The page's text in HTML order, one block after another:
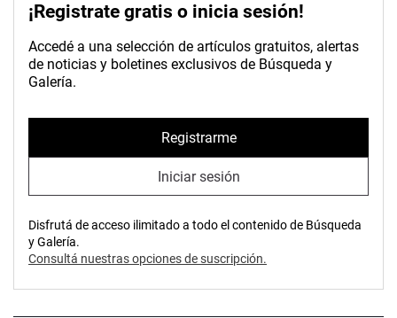
¡Registrate gratis o inicia sesión!
Accedé a una selección de artículos gratuitos, alertas
de noticias y boletines exclusivos de Búsqueda y
Galería.
Registrarme
Iniciar sesión
Disfrutá de acceso ilimitado a todo el contenido de Búsqueda
y Galería.
Consultá nuestras opciones de suscripción.